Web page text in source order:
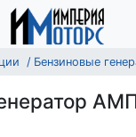
Бензиновые